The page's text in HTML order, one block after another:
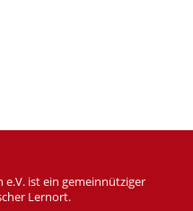
e.V. ist ein gemeinnütziger
Lernort.